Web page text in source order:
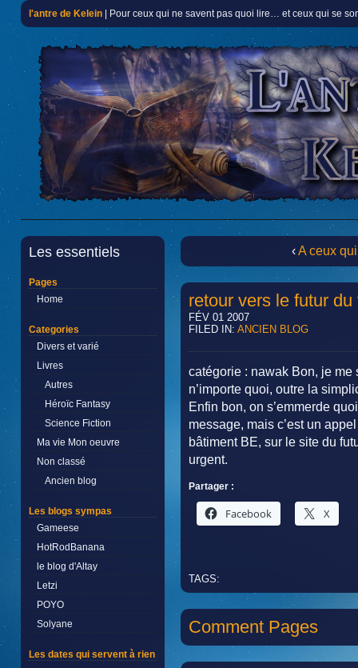
l'antre de Kelein | Pour ceux qui ne savent pas quoi lire… et ceux qui se
Les essentiels
Pages
Home
Categories
Divers et varié
Livres
Autres
Héroïc Fantasy
Science Fiction
Ma vie Mon oeuvre
Non classé
Ancien blog
Les blogs sympas
Gameese
HotRodBanana
le blog d'Altay
Letzi
POYO
Solyane
Les dates qui servent à rien
‹A ceux
retour vers le futur
FÉV 01 2007
FILED IN: ANCIEN BLOG
catégorie : nawak Bon, je me
n’importe quoi, outre la
Enfin bon, on s’emmerde
message, mais c’est un
bâtiment BE, sur le site du
urgent.
Partager :
Facebook X
TAGS:
Comment Pages